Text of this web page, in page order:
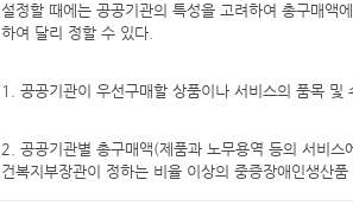
설정할 때에는 공공기관의 특성을 고려하여 총구매액
하여 달리 정할 수 있다.
1. 공공기관이 우선구매할 상품이나 서비스의 품목 및
2. 공공기관별 총구매액(제품과 노무용역 등의 서비
건복지부장관이 정하는 비율 이상의 중증장애인생산품